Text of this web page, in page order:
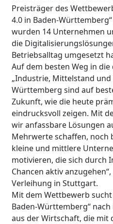
Preisträger des
4.0 in Baden-
wurden 14 Unternehmen
die
Betriebsalltag umgesetzt
Auf dem besten Weg in
„Industrie, Mittelstand und
Württemberg sind auf
Zukunft, wie die heute
eindrucksvoll zeigen. Mit
wir anfassbare Lösungen
Mehrwerte schaffen, noch
kleine und mittlere
motivieren, die sich durch
Chancen aktiv
Verleihung in Stuttgart.
Mit dem Wettbewerb
Baden-Württemberg“
aus der Wirtschaft, die mit